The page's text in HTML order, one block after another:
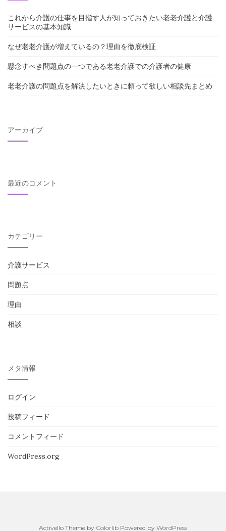
これから介護の仕事を目指す人が知っておきたい老老介護と介護
サービスの基本知識
なぜ老老介護が増えているの？理由を徹底検証
懸念すべき問題点の一つである老老介護での介護者の健康
老老介護の問題点を解決したいときに頼って欲しい相談先まとめ
アーカイブ
最近のコメント
カテゴリー
介護サービス
問題点
理由
相談
メタ情報
ログイン
投稿フィード
コメントフィード
WordPress.org
Activello Theme by Colorlib Powered by WordPress